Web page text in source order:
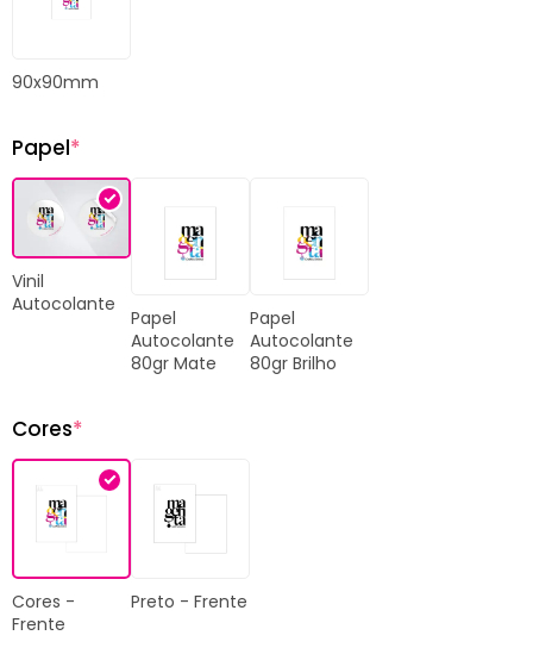
90x90mm
Papel*
Vinil
Autocolante
Papel
Autocolante
80gr Mate
Papel
Autocolante
80gr Brilho
Cores*
Cores -
Frente
Preto - Frente